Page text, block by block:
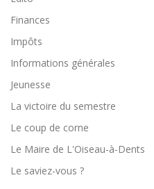
Finances
Impôts
Informations générales
Jeunesse
La victoire du semestre
Le coup de corne
Le Maire de L'Oiseau-à-Dents
Le saviez-vous ?